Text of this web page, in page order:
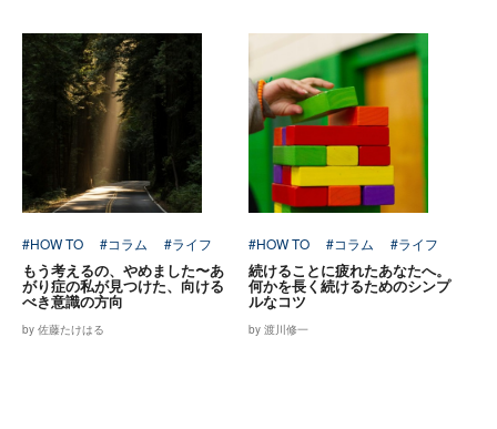
#HOW TO #コラム #ライフ
もう考えるの、やめました〜あ
がり症の私が見つけた、向ける
べき意識の方向
by 佐藤たけはる
#HOW TO #コラム #ライフ
続けることに疲れたあなたへ。
何かを長く続けるためのシンプ
ルなコツ
by 渡川修一